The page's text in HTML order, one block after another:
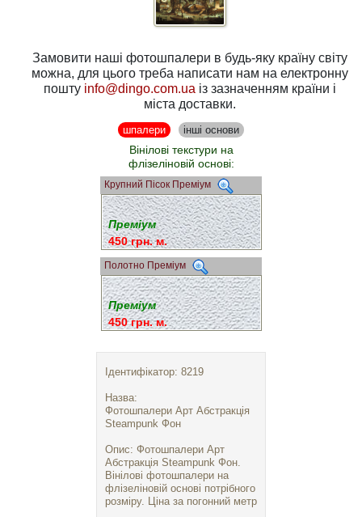
Замовити наші фотошпалери в будь-яку країну світу
можна, для цього треба написати нам на електронну
пошту info@dingo.com.ua із зазначенням країни і
міста доставки.
шпалери інші основи
Вінілові текстури на
флізеліновій основі:
Крупний Пісок Преміум
Преміум
450 грн. м.
Полотно Преміум
Преміум
450 грн. м.
Ідентифікатор: 8219
Назва:
Фотошпалери Арт Абстракція
Steampunk Фон
Опис: Фотошпалери Арт
Абстракція Steampunk Фон.
Вінілові фотошпалери на
флізеліновій основі потрібного
розміру. Ціна за погонний метр